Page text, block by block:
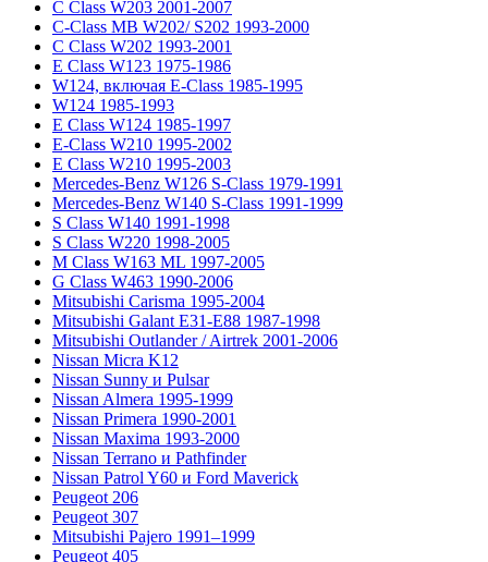
C Class W203 2001-2007
C-Class MB W202/ S202 1993-2000
C Class W202 1993-2001
E Class W123 1975-1986
W124, включая E-Class 1985-1995
W124 1985-1993
E Class W124 1985-1997
E-Class W210 1995-2002
E Class W210 1995-2003
Mercedes-Benz W126 S-Class 1979-1991
Mercedes-Benz W140 S-Class 1991-1999
S Class W140 1991-1998
S Class W220 1998-2005
M Class W163 ML 1997-2005
G Class W463 1990-2006
Mitsubishi Carisma 1995-2004
Mitsubishi Galant E31-E88 1987-1998
Mitsubishi Outlander / Airtrek 2001-2006
Nissan Micra K12
Nissan Sunny и Pulsar
Nissan Almera 1995-1999
Nissan Primera 1990-2001
Nissan Maxima 1993-2000
Nissan Terrano и Pathfinder
Nissan Patrol Y60 и Ford Maverick
Peugeot 206
Peugeot 307
Mitsubishi Pajero 1991–1999
Peugeot 405